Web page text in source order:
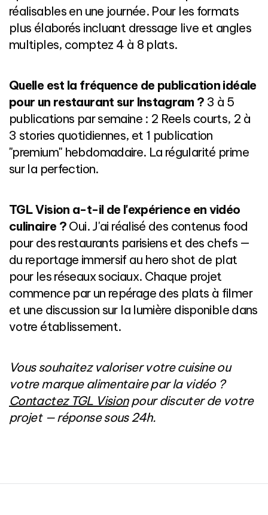
réalisables en une journée. Pour les formats
plus élaborés incluant dressage live et angles
multiples, comptez 4 à 8 plats.
Quelle est la fréquence de publication idéale
pour un restaurant sur Instagram ? 3 à 5
publications par semaine : 2 Reels courts, 2 à
3 stories quotidiennes, et 1 publication
"premium" hebdomadaire. La régularité prime
sur la perfection.
TGL Vision a-t-il de l'expérience en vidéo
culinaire ? Oui. J'ai réalisé des contenus food
pour des restaurants parisiens et des chefs —
du reportage immersif au hero shot de plat
pour les réseaux sociaux. Chaque projet
commence par un repérage des plats à filmer
et une discussion sur la lumière disponible dans
votre établissement.
Vous souhaitez valoriser votre cuisine ou
votre marque alimentaire par la vidéo ?
Contactez TGL Visionpour discuter de votre
projet — réponse sous 24h.